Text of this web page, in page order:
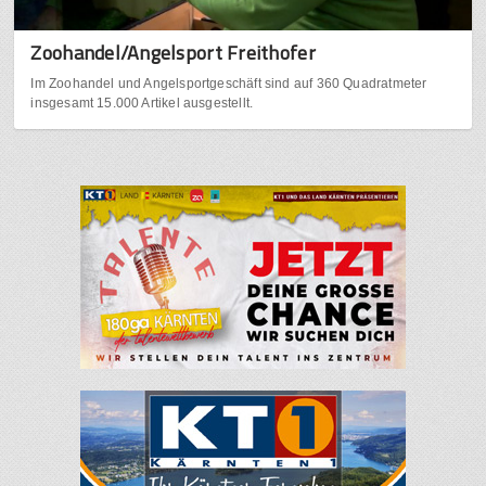
Zoohandel/Angelsport Freithofer
Im Zoohandel und Angelsportgeschäft sind auf 360 Quadratmeter
insgesamt 15.000 Artikel ausgestellt.